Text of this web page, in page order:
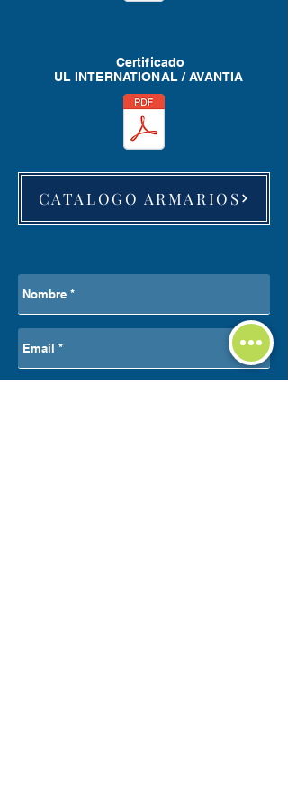
Certificado
UL INTERNATIONAL / AVANTIA
CATALOGO ARMARIOS